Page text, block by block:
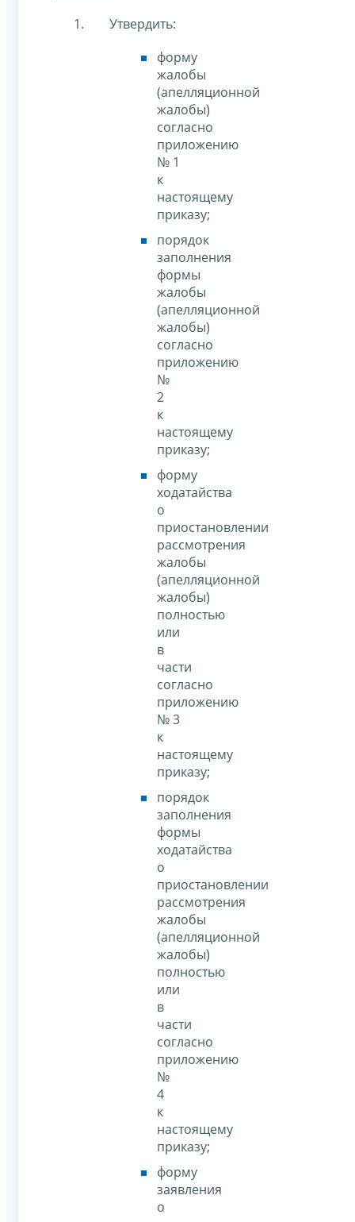
Утвердить:
форму
жалобы
(апелляционной
жалобы)
согласно
приложению
№ 1
к
настоящему
приказу;
порядок
заполнения
формы
жалобы
(апелляционной
жалобы)
согласно
приложению
№
2
к
настоящему
приказу;
форму
ходатайства
о
приостановлении
рассмотрения
жалобы
(апелляционной
жалобы)
полностью
или
в
части
согласно
приложению
№ 3
к
настоящему
приказу;
порядок
заполнения
формы
ходатайства
о
приостановлении
рассмотрения
жалобы
(апелляционной
жалобы)
полностью
или
в
части
согласно
приложению
№
4
к
настоящему
приказу;
форму
заявления
о